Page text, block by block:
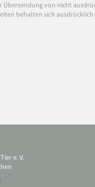
von nicht
behalten sich
e. V.